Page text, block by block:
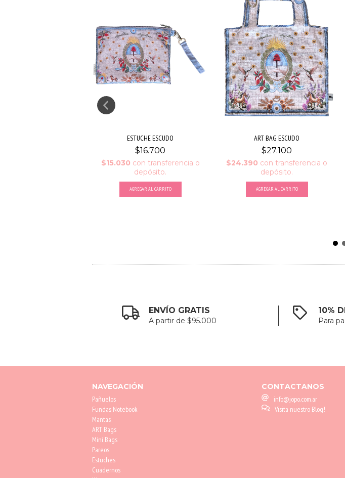
ESTUCHE ESCUDO
$16.700
$15.030 con transferencia o
depósito.
ART BAG ESCUDO
$27.100
$24.390 con transferencia o
depósito.
ENVÍO GRATIS
A partir de $95.000
10%
Para
NAVEGACIÓN
Pañuelos
Fundas Notebook
Mantas
ART Bags
Mini Bags
Pareos
Estuches
Cuadernos
CONTACTANOS
info@jopo.com.ar
Visita nuestro Blog!